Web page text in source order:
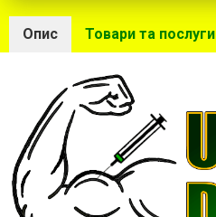
Опис Товари та